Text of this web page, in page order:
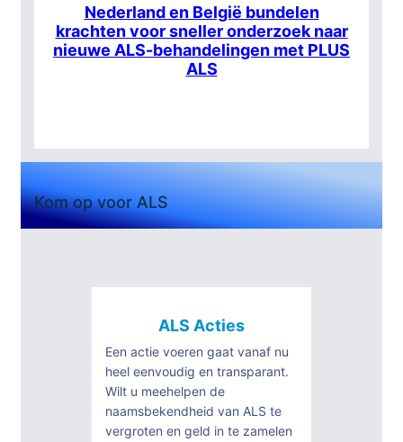
om
aandacht
te
waaraan
hij
“Ik
voel
langzaam
Nederland en België bundelen
krachten voor sneller onderzoek naar
nieuwe ALS-behandelingen met PLUS
ALS
bundelen
krachten
behandelingen
met
PLUS
ALS
Kom op voor ALS
ALS Acties
Een actie voeren gaat vanaf nu
heel eenvoudig en transparant.
Wilt u meehelpen de
naamsbekendheid van ALS te
vergroten en geld in te zamelen